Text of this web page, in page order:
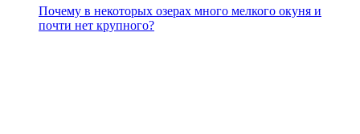
Почему в некоторых озерах много мелкого окуня и
почти нет крупного?